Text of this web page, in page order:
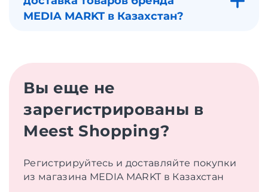
MEDIA MARKT в Казахстан?
Вы еще не
зарегистрированы в
Meest Shopping?
Регистрируйтесь и доставляйте покупки
из магазина MEDIA MARKT в Казахстан